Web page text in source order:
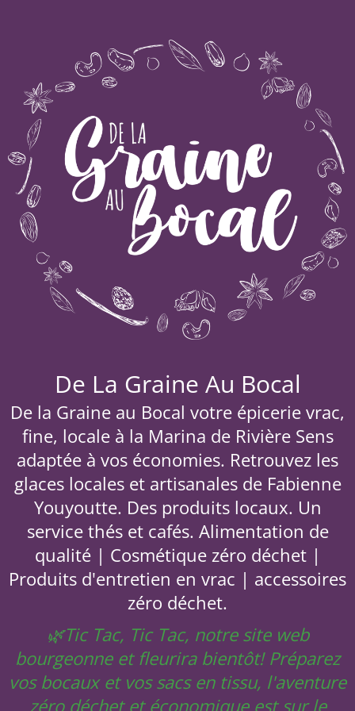
De La Graine Au Bocal
De la Graine au Bocal votre épicerie vrac,
fine, locale à la Marina de Rivière Sens
adaptée à vos économies. Retrouvez les
glaces locales et artisanales de Fabienne
Youyoutte. Des produits locaux. Un
service thés et cafés. Alimentation de
qualité | Cosmétique zéro déchet |
Produits d'entretien en vrac | accessoires
zéro déchet.
🌿Tic Tac, Tic Tac, notre site web
bourgeonne et fleurira bientôt! Préparez
vos bocaux et vos sacs en tissu, l'aventure
zéro déchet et économique est sur le